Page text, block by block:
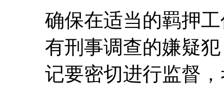
确保在适当的羁押
有刑事调查的嫌疑
记要密切进行监督